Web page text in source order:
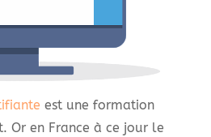
est une formation
Or en France à ce jour le